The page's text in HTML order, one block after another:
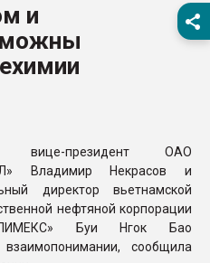
ближайшее
Подмосковье, Москва
ПЕРЕЙТИ НА
и
вице-президент ОАО
Владимир Некрасов и
директор вьетнамской
нефтяной корпорации
Буи Нгок Бао
сообщила